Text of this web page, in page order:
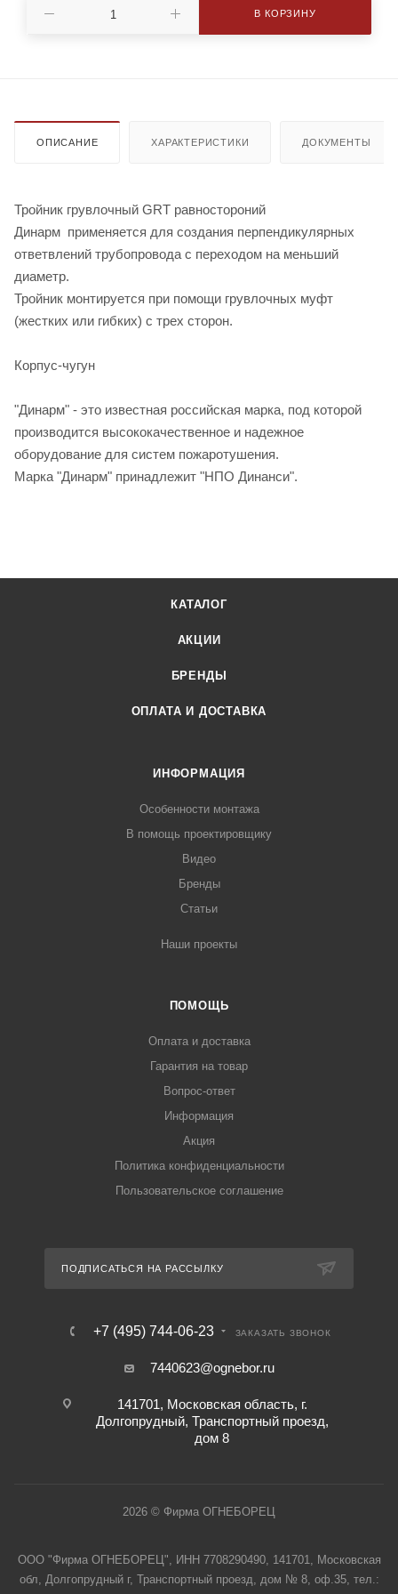
219,1 - 88,9
273,0 - 108,0
323,9 - 159,0 323,9 - 219,1 323,9 - 273,0
В КОРЗИНУ
ОПИСАНИЕ ХАРАКТЕРИСТИКИ ДОКУМЕНТЫ
Тройник грувлочный GRT равностороний
Динарм применяется для создания перпендикулярных
ответвлений трубопровода с переходом на меньший
диаметр.
Тройник монтируется при помощи грувлочных муфт
(жестких или гибких) с трех сторон.
Корпус-чугун
"Динарм" - это известная российская марка, под которой
производится высококачественное и надежное
оборудование для систем пожаротушения.
Марка "Динарм" принадлежит "НПО Динанси".
КАТАЛОГ
АКЦИИ
БРЕНДЫ
ОПЛАТА И ДОСТАВКА
ИНФОРМАЦИЯ
Особенности монтажа
В помощь проектировщику
Видео
Бренды
Статьи
Наши проекты
ПОМОЩЬ
Оплата и доставка
Гарантия на товар
Вопрос-ответ
Информация
Акция
Политика конфиденциальности
Пользовательское соглашение
ПОДПИСАТЬСЯ НА РАССЫЛКУ
+7 (495) 744-06-23 ЗАКАЗАТЬ ЗВОНОК
7440623@ognebor.ru
141701, Московская область, г.
Долгопрудный, Транспортный проезд,
дом 8
2026 © Фирма ОГНЕБОРЕЦ
ООО "Фирма ОГНЕБОРЕЦ", ИНН 7708290490, 141701, Московская
обл, Долгопрудный г, Транспортный проезд, дом № 8, оф.35, тел.: